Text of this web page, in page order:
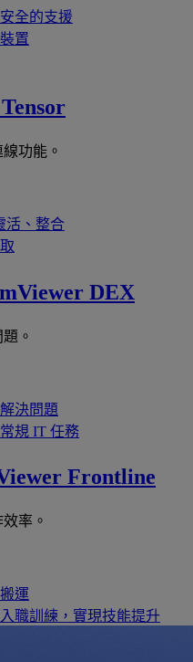
全的支援
置
功能。
活、整合
DEX
。
決問題
規 IT 任務
Frontline
率。
運
職訓練，實現技能提升